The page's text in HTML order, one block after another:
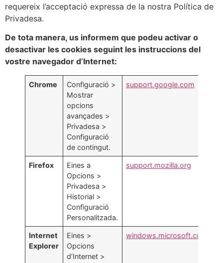
requereix l’acceptació expressa de la nostra Política de
Privadesa.
De tota manera, us informem que podeu activar o
desactivar les cookies seguint les instruccions del
vostre navegador d’Internet:
Chrome
Configuració >
Mostrar
opcions
avançades >
Privadesa >
Configuració
de contingut.
support.google.com
Firefox
Eines a
Opcions >
Privadesa >
Historial >
Configuració
Personalitzada.
support.mozilla.org
Internet
Explorer
Eines >
Opcions
d’Internet >
windows.microsoft.com